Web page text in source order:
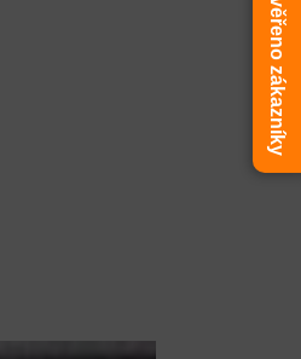
Ověřeno zákazníky